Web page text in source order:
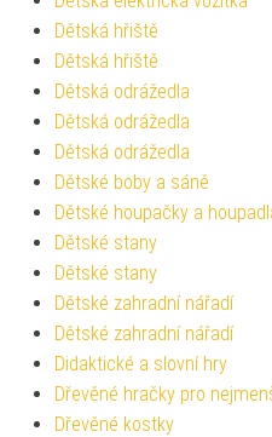
Dětská hřiště
Dětská hřiště
Dětská odrážedla
Dětská odrážedla
Dětská odrážedla
Dětské boby a sáně
Dětské houpačky a
Dětské stany
Dětské stany
Dětské zahradní nářadí
Dětské zahradní nářadí
Didaktické a slovní hry
Dřevěné hračky pro
Dřevěné kostky